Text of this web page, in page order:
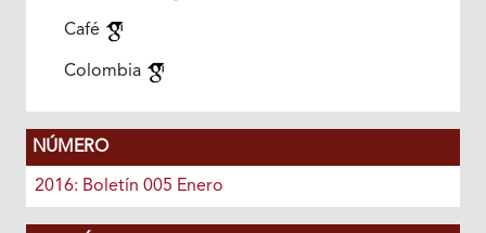
Café
Colombia
NÚMERO
2016: Boletín 005 Enero